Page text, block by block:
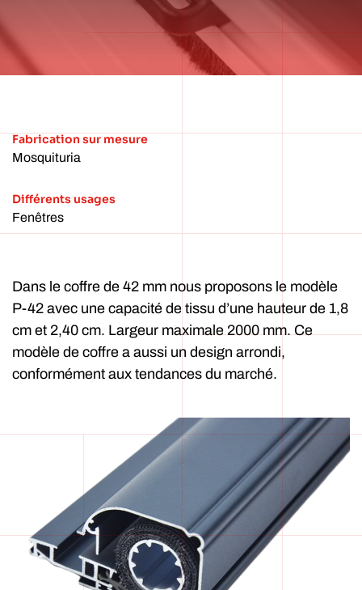
Fabrication sur mesure
Mosquituria
Différents usages
Fenêtres
Dans le coffre de 42 mm nous proposons le modèle
P-42 avec une capacité de tissu d’une hauteur de 1,8
cm et 2,40 cm. Largeur maximale 2000 mm. Ce
modèle de coffre a aussi un design arrondi,
conformément aux tendances du marché.